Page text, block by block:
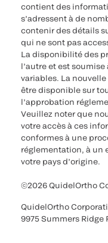
contient des
s’adressent à de
contenir des détails
qui ne sont pas
La disponibilité des
l’autre et est
variables. La
être disponible sur
l’approbation
Veuillez noter que
votre accès à ces
conformes à une
réglementation, à un
votre pays d’origine.
©2026 QuidelOrtho
QuidelOrtho
9975 Summers Ridge